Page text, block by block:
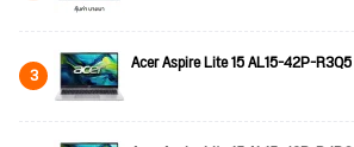
3 Acer Aspire Lite 15 AL15-42P-R3Q5